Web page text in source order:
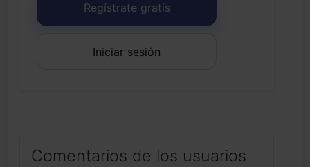
Regístrate gratis
Iniciar sesión
Comentarios de los usuarios